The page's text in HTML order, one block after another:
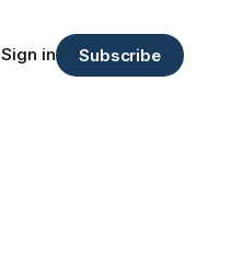
Sign in Subscribe